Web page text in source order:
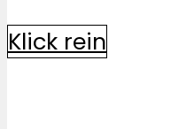
Klick rein